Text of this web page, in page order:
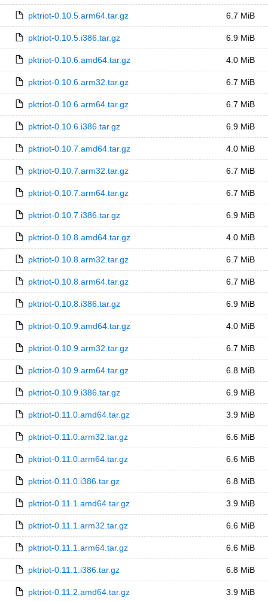
pktriot-0.10.5.arm64.tar.gz 6.7 MiB
pktriot-0.10.5.i386.tar.gz 6.9 MiB
pktriot-0.10.6.amd64.tar.gz 4.0 MiB
pktriot-0.10.6.arm32.tar.gz 6.7 MiB
pktriot-0.10.6.arm64.tar.gz 6.7 MiB
pktriot-0.10.6.i386.tar.gz 6.9 MiB
pktriot-0.10.7.amd64.tar.gz 4.0 MiB
pktriot-0.10.7.arm32.tar.gz 6.7 MiB
pktriot-0.10.7.arm64.tar.gz 6.7 MiB
pktriot-0.10.7.i386.tar.gz 6.9 MiB
pktriot-0.10.8.amd64.tar.gz 4.0 MiB
pktriot-0.10.8.arm32.tar.gz 6.7 MiB
pktriot-0.10.8.arm64.tar.gz 6.7 MiB
pktriot-0.10.8.i386.tar.gz 6.9 MiB
pktriot-0.10.9.amd64.tar.gz 4.0 MiB
pktriot-0.10.9.arm32.tar.gz 6.7 MiB
pktriot-0.10.9.arm64.tar.gz 6.8 MiB
pktriot-0.10.9.i386.tar.gz 6.9 MiB
pktriot-0.11.0.amd64.tar.gz 3.9 MiB
pktriot-0.11.0.arm32.tar.gz 6.6 MiB
pktriot-0.11.0.arm64.tar.gz 6.6 MiB
pktriot-0.11.0.i386.tar.gz 6.8 MiB
pktriot-0.11.1.amd64.tar.gz 3.9 MiB
pktriot-0.11.1.arm32.tar.gz 6.6 MiB
pktriot-0.11.1.arm64.tar.gz 6.6 MiB
pktriot-0.11.1.i386.tar.gz 6.8 MiB
pktriot-0.11.2.amd64.tar.gz 3.9 MiB